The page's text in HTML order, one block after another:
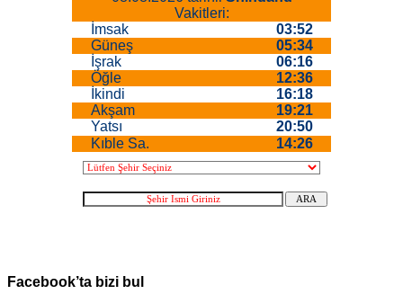
Facebook’ta bizi bul